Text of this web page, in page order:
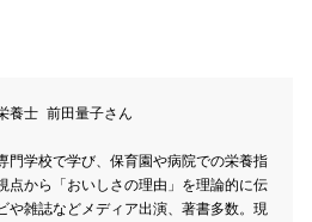
養士 前田量子さん
門学校で学び、保育園や病院での栄養指
点から「おいしさの理由」を理論的に伝
や雑誌などメディア出演、著書多数。現